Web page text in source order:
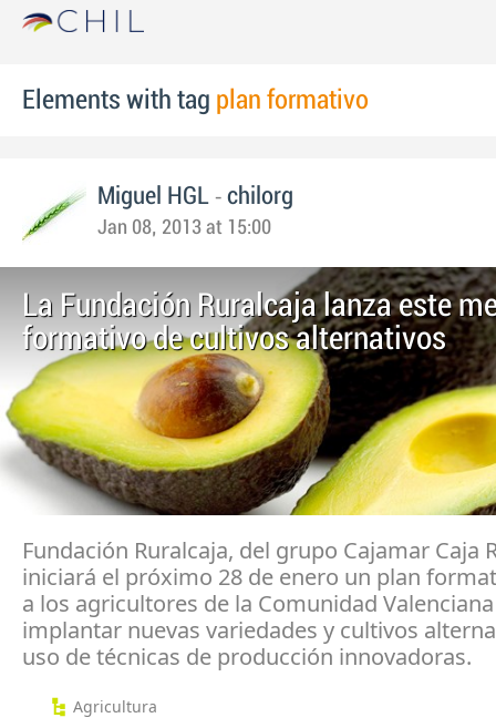
Elements with tag plan formativo
Miguel HGL - chilorg
Jan 08, 2013 at 15:00
La Fundación Ruralcaja lanza este
formativo de cultivos alternativos
Fundación Ruralcaja, del grupo Cajamar Caja
iniciará el próximo 28 de enero un plan
a los agricultores de la Comunidad
implantar nuevas variedades y cultivos
uso de técnicas de producción innovadoras.
Agricultura